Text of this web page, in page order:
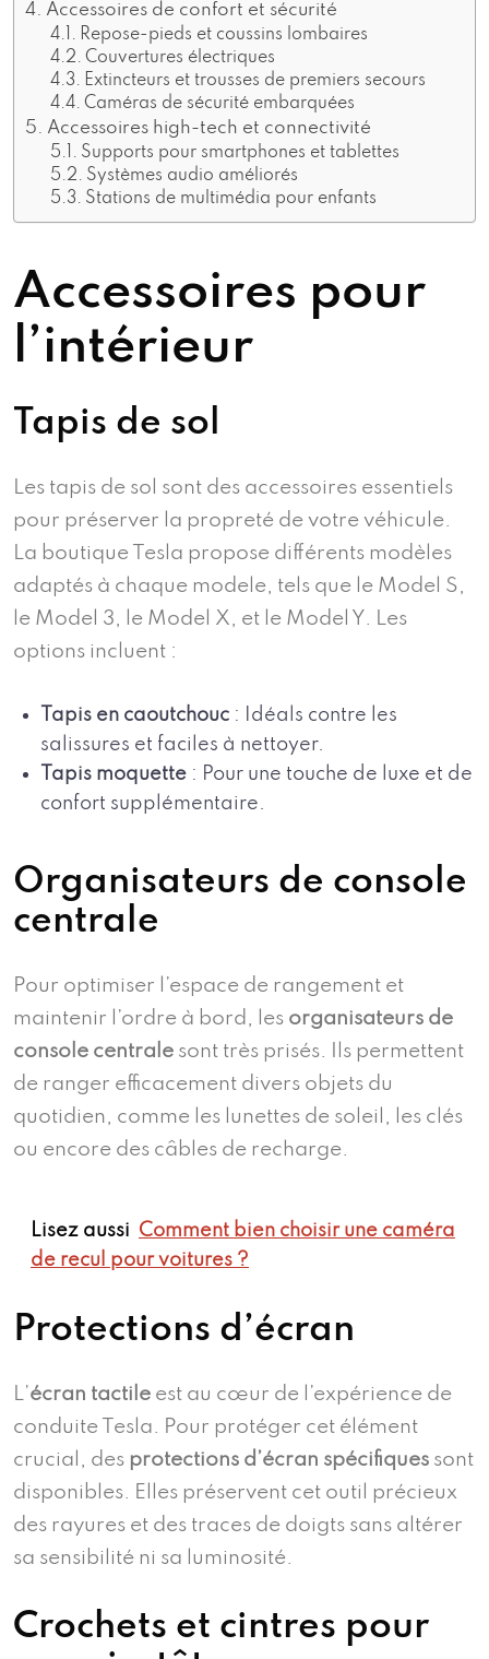
Accessoires de confort et sécurité
Repose-pieds et coussins lombaires
Couvertures électriques
Extincteurs et trousses de premiers secours
Caméras de sécurité embarquées
Accessoires high-tech et connectivité
Supports pour smartphones et tablettes
Systèmes audio améliorés
Stations de multimédia pour enfants
Accessoires pour
l’intérieur
Tapis de sol
Les tapis de sol sont des accessoires essentiels
pour préserver la propreté de votre véhicule.
La boutique Tesla propose différents modèles
adaptés à chaque modele, tels que le Model S,
le Model 3, le Model X, et le Model Y. Les
options incluent :
Tapis en caoutchouc : Idéals contre les
salissures et faciles à nettoyer.
Tapis moquette : Pour une touche de luxe et de
confort supplémentaire.
Organisateurs de console
centrale
Pour optimiser l’espace de rangement et
maintenir l’ordre à bord, les organisateurs de
console centrale sont très prisés. Ils permettent
de ranger efficacement divers objets du
quotidien, comme les lunettes de soleil, les clés
ou encore des câbles de recharge.
Lisez aussi Comment bien choisir une caméra
de recul pour voitures ?
Protections d’écran
L’écran tactile est au cœur de l’expérience de
conduite Tesla. Pour protéger cet élément
crucial, des protections d’écran spécifiques sont
disponibles. Elles préservent cet outil précieux
des rayures et des traces de doigts sans altérer
sa sensibilité ni sa luminosité.
Crochets et cintres pour